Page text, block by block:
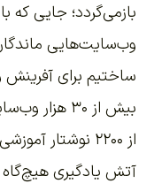
بازمی‌گردد؛ جایی که
وب‌سایت‌هایی ماندگار
ساختیم برای
بیش از ۳۰
از ۲۲۰۰
نوشتار آموزشی
آتش یادگیری